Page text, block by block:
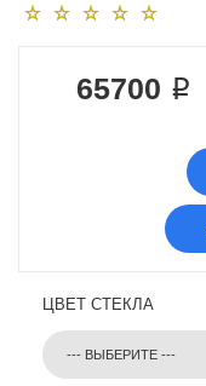
65700 ₽
ЦВЕТ СТЕКЛА